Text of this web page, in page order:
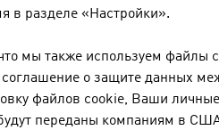
под конкретное здание
кровяное давление и
В экстренном случае
в разделе «Настройки».
мы также используем файлы
о защите данных
файлов cookie, Ваши
переданы компаниям в